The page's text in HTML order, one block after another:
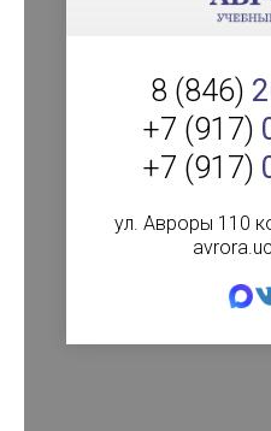
8 (846)
+7 (917)
+7 (917)
ул. Авроры 110